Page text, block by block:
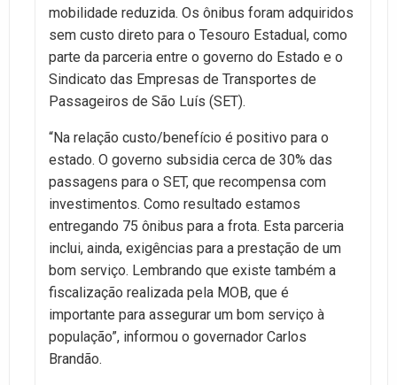
mobilidade reduzida. Os ônibus foram adquiridos
sem custo direto para o Tesouro Estadual, como
parte da parceria entre o governo do Estado e o
Sindicato das Empresas de Transportes de
Passageiros de São Luís (SET).
“Na relação custo/benefício é positivo para o
estado. O governo subsidia cerca de 30% das
passagens para o SET, que recompensa com
investimentos. Como resultado estamos
entregando 75 ônibus para a frota. Esta parceria
inclui, ainda, exigências para a prestação de um
bom serviço. Lembrando que existe também a
fiscalização realizada pela MOB, que é
importante para assegurar um bom serviço à
população”, informou o governador Carlos
Brandão.